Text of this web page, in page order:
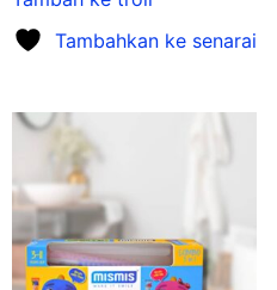
Tambahkan ke senarai